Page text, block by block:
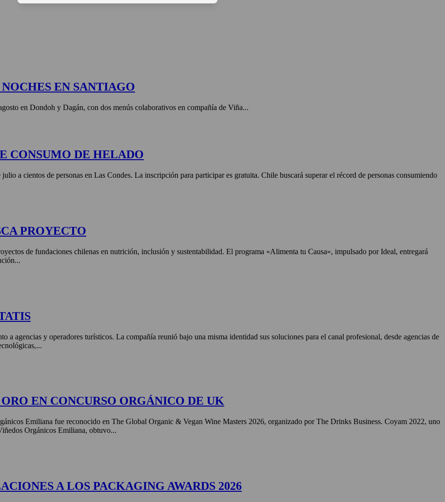
EN SANTIAGO
en Dondoh y Dagán, con dos menús colaborativos en compañía de Viña...
CONSUMO DE HELADO
a cientos de personas en Las Condes. La inscripción para participar es gratuita. Chile buscará superar el récord de personas consumiendo
PROYECTO
de fundaciones chilenas en nutrición, inclusión y sustentabilidad. El programa «Alimenta tu Causa», impulsado por Ideal, entregará
a agencias y operadores turísticos. La compañía reunió bajo una misma identidad sus soluciones para el canal profesional, desde agencias de
EN CONCURSO ORGÁNICO DE UK
Emiliana fue reconocido en The Global Organic & Vegan Wine Masters 2026, organizado por The Drinks Business. Coyam 2022, uno
Orgánicos Emiliana, obtuvo...
A LOS PACKAGING AWARDS 2026